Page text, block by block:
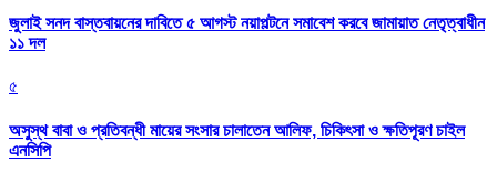
জুলাই সনদ বাস্তবায়নের দাবিতে ৫ আগস্ট নয়াপল্টনে সমাবেশ করবে জামায়াত নেতৃত্বাধীন
১১ দল
৫
অসুস্থ বাবা ও প্রতিবন্ধী মায়ের সংসার চালাতেন আলিফ, চিকিৎসা ও ক্ষতিপূরণ চাইল
এনসিপি